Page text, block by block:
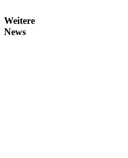
Weitere
News